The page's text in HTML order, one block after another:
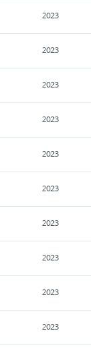
2023
2023
2023
2023
2023
2023
2023
2023
2023
2023